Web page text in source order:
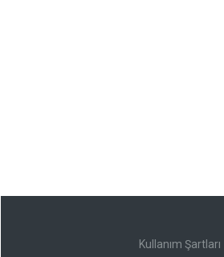
Kullanım Şartları